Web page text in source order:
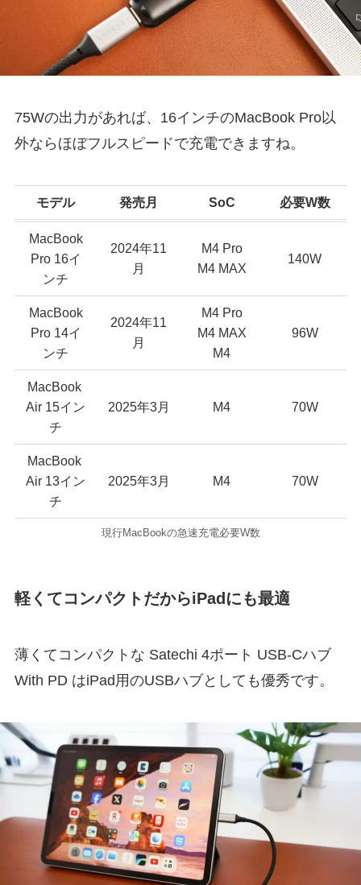
75Wの出力があれば、16インチのMacBook Pro以
外ならほぼフルスピードで充電できますね。
モデル 発売月 SoC 必要W数
MacBook
Pro 16イ
ンチ
2024年11
月
M4 Pro
M4 MAX
140W
MacBook
Pro 14イ
ンチ
2024年11
月
M4 Pro
M4 MAX
M4
96W
MacBook
Air 15イン
チ
2025年3月 M4 70W
MacBook
Air 13イン
チ
2025年3月 M4 70W
現行MacBookの急速充電必要W数
軽くてコンパクトだからiPadにも最適
薄くてコンパクトな Satechi 4ポート USB-Cハブ
With PD はiPad用のUSBハブとしても優秀です。